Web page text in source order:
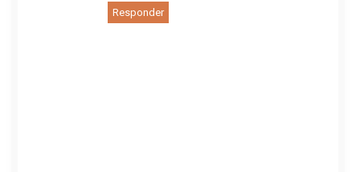
Responder